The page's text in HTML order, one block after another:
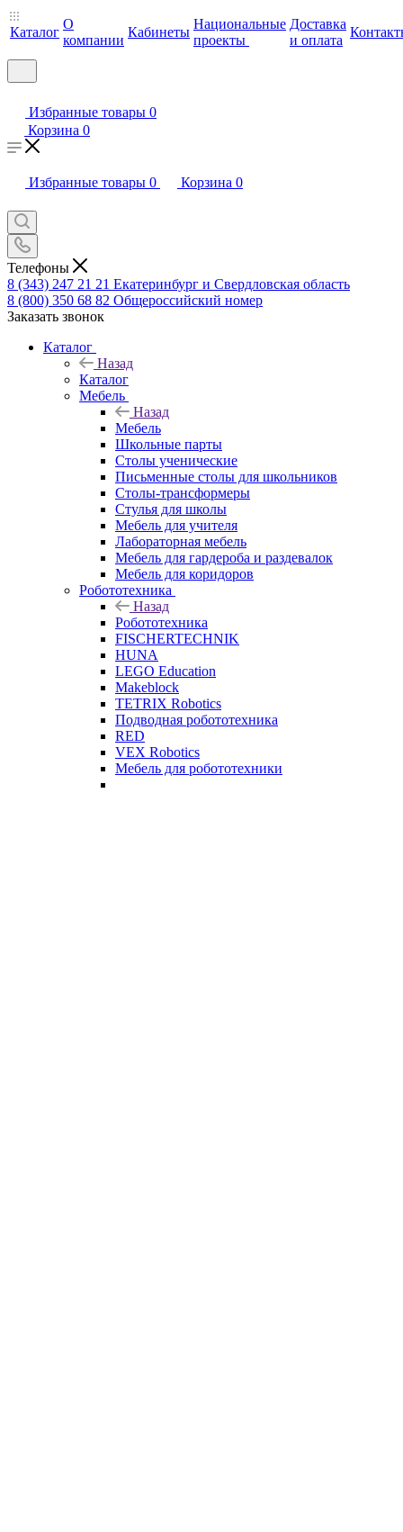
Каталог
О
компании
Кабинеты
Национальные
проекты
Доставка
и оплата
Избранные товары 0
Корзина 0
Избранные товары 0 Корзина 0
Телефоны
8 (343) 247 21 21 Екатеринбург и Свердловская область
8 (800) 350 68 82 Общероссийский номер
Заказать звонок
Каталог
Назад
Каталог
Мебель
Назад
Мебель
Школьные парты
Столы ученические
Письменные столы для школьников
Столы-трансформеры
Стулья для школы
Мебель для учителя
Лабораторная мебель
Мебель для гардероба и раздевалок
Мебель для коридоров
Робототехника
Назад
Робототехника
FISCHERTECHNIK
HUNA
LEGO Education
Makeblock
TETRIX Robotics
Подводная робототехника
RED
VEX Robotics
Мебель для робототехники